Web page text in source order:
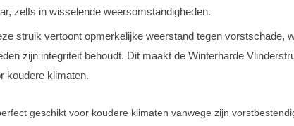
zelfs in wisselende weersomstandigheden.
struik vertoont opmerkelijke weerstand tegen vorstschade,
zijn integriteit behoudt. Dit maakt de Winterharde
koudere klimaten.
geschikt voor koudere klimaten vanwege zijn